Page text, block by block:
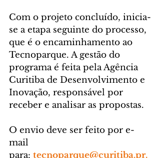
Com o projeto concluído, inicia-
se a etapa seguinte do processo,
que é o encaminhamento ao
Tecnoparque. A gestão do
programa é feita pela Agência
Curitiba de Desenvolvimento e
Inovação, responsável por
receber e analisar as propostas.
O envio deve ser feito por e-
mail
para: tecnoparque@curitiba.pr.